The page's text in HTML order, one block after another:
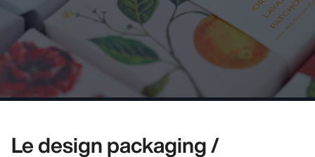
Le design packaging /